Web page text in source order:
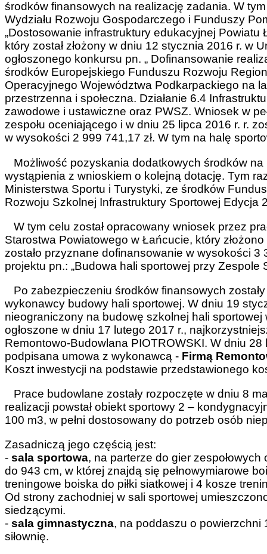
środków finansowych na realizację zadania. W
Wydziału Rozwoju Gospodarczego i Funduszy
„Dostosowanie infrastruktury edukacyjnej
który został złożony w dniu 12 stycznia 2016 r. w
ogłoszonego konkursu pn. „ Dofinansowanie
środków Europejskiego Funduszu Rozwoju
Operacyjnego Województwa Podkarpackiego na
przestrzenna i społeczna. Działanie 6.4
zawodowe i ustawiczne oraz PWSZ. Wniosek w
zespołu oceniającego i w dniu 25 lipca 2016 r. r.
w wysokości 2 999 741,17 zł. W tym na halę
Możliwość pozyskania dodatkowych środków na
wystąpienia z wnioskiem o kolejną dotację. Tym
Ministerstwa Sportu i Turystyki, ze środków
Rozwoju Szkolnej Infrastruktury Sportowej Edycja
W tym celu został opracowany wniosek przez
Starostwa Powiatowego w Łańcucie, który
zostało przyznane dofinansowanie w wysokości
projektu pn.: „Budowa hali sportowej przy Zespole
Po zabezpieczeniu środków finansowych
wykonawcy budowy hali sportowej. W dniu 19
nieograniczony na budowę szkolnej hali
ogłoszone w dniu 17 lutego 2017 r.,
Remontowo-Budowlana PIOTROWSKI. W dniu
podpisana umowa z wykonawcą - Firmą
Koszt inwestycji na podstawie przedstawionego
Prace budowlane zostały rozpoczęte w dniu 8
realizacji powstał obiekt sportowy 2 –
100 m3, w pełni dostosowany do potrzeb osób
Zasadniczą jego częścią jest:
- sala sportowa, na parterze do gier
do 943 cm, w której znajdą się pełnowymiarowe
treningowe boiska do piłki siatkowej i 4 kosze
Od strony zachodniej w sali sportowej
siedzącymi.
- sala gimnastyczna, na poddaszu o powierzchni
siłownię.